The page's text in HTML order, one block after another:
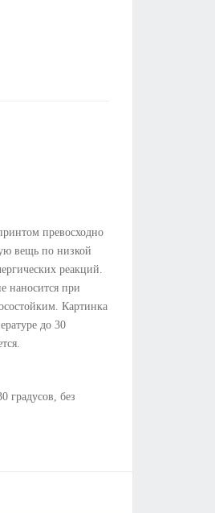
превосходно
вещь по низкой
реакций.
наносится при
Картинка
до 30
градусов, без